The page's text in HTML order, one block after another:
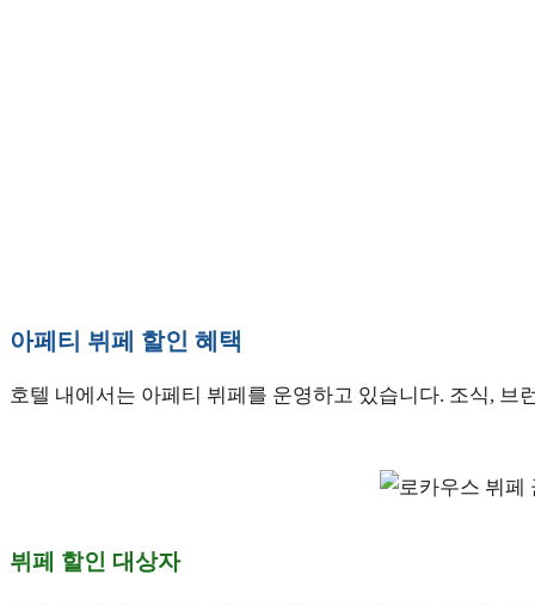
아페티 뷔페 할인 혜택
호텔 내에서는 아페티 뷔페를 운영하고 있습니다. 조식,
뷔페 할인 대상자